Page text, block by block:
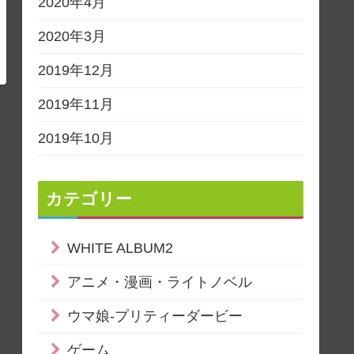
2020年3月
2019年12月
2019年11月
2019年10月
カテゴリー
WHITE ALBUM2
アニメ・漫画・ライトノベル
ウマ娘-プリティーダービー
ゲーム